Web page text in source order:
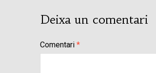
Deixa un comentari
Comentari *